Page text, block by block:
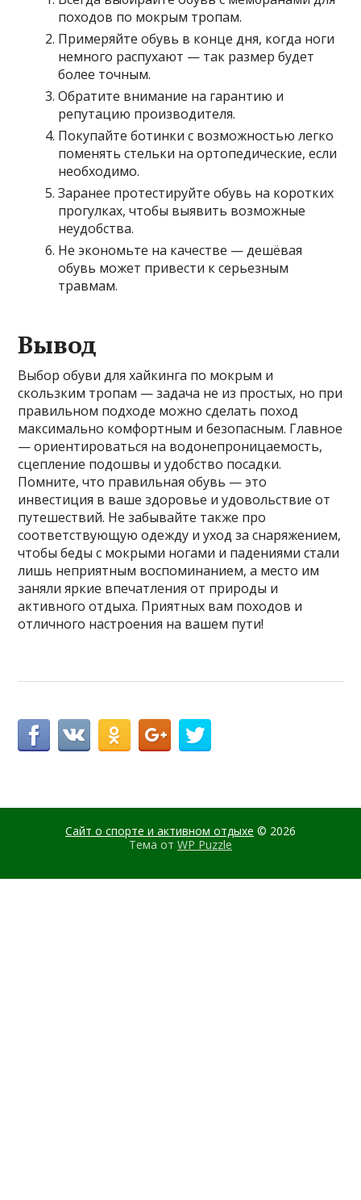
походов по мокрым тропам.
Примеряйте обувь в конце дня, когда ноги
немного распухают — так размер будет
более точным.
Обратите внимание на гарантию и
репутацию производителя.
Покупайте ботинки с возможностью легко
поменять стельки на ортопедические, если
необходимо.
Заранее протестируйте обувь на коротких
прогулках, чтобы выявить возможные
неудобства.
Не экономьте на качестве — дешёвая
обувь может привести к серьезным
травмам.
Вывод
Выбор обуви для хайкинга по мокрым и
скользким тропам — задача не из простых, но при
правильном подходе можно сделать поход
максимально комфортным и безопасным. Главное
— ориентироваться на водонепроницаемость,
сцепление подошвы и удобство посадки.
Помните, что правильная обувь — это
инвестиция в ваше здоровье и удовольствие от
путешествий. Не забывайте также про
соответствующую одежду и уход за снаряжением,
чтобы беды с мокрыми ногами и падениями стали
лишь неприятным воспоминанием, а место им
заняли яркие впечатления от природы и
активного отдыха. Приятных вам походов и
отличного настроения на вашем пути!
Сайт о спорте и активном отдыхе © 2026
Тема от WP Puzzle